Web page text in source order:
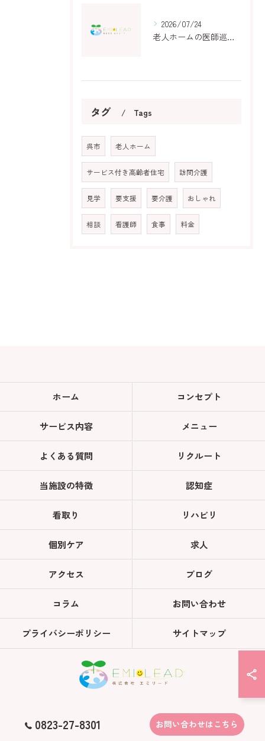
2026/07/24
老人ホームの医師巡回体制と常駐の違いを徹底解説し安心できる施設選びのポイントを紹介
タグ Tags
呉市 老人ホーム
サービス付き高齢者住宅 訪問介護
見学 要支援 要介護 おしゃれ
相談 看護師 食事 料金
0823-27-8301 お問い合わせはこちら
ホーム コンセプト
サービス内容 メニュー
よくある質問 リクルート
当施設の特徴 認知症
看取り リハビリ
個別ケア 求人
アクセス ブログ
コラム お問い合わせ
プライバシーポリシー サイトマップ
© 2026 広島県呉市の老人ホームならさくらコンフォートくれ ALL RIGHTS
RESERVED.